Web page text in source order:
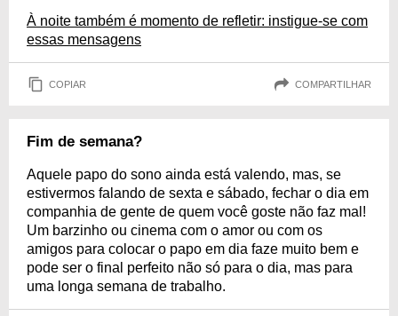
À noite também é momento de refletir: instigue-se com
essas mensagens
COPIAR COMPARTILHAR
Fim de semana?
Aquele papo do sono ainda está valendo, mas, se
estivermos falando de sexta e sábado, fechar o dia em
companhia de gente de quem você goste não faz mal!
Um barzinho ou cinema com o amor ou com os
amigos para colocar o papo em dia faze muito bem e
pode ser o final perfeito não só para o dia, mas para
uma longa semana de trabalho.